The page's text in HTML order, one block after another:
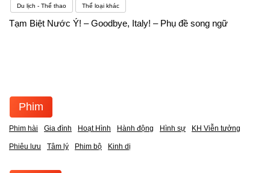
Du lịch - Thể thao Thể loại khác
Tạm Biệt Nước Ý! – Goodbye, Italy! – Phụ đề song ngữ
Phim
Phim hài Gia đình Hoạt Hình Hành động Hình sự KH Viễn tưởng
Phiêu lưu Tâm lý Phim bộ Kinh dị